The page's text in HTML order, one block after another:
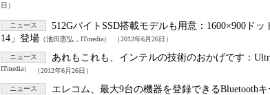
日）
ニュース 512GバイトSSD搭載モデルも用意： 1600×900ドッ
14」登場 （池田憲弘，ITmedia） （2012年6月26日）
ニュース あれもこれも、インテルの技術のおかげです：
ITmedia） （2012年6月26日）
ニュース エレコム、最大9台の機器を登録できるBluetoothキ